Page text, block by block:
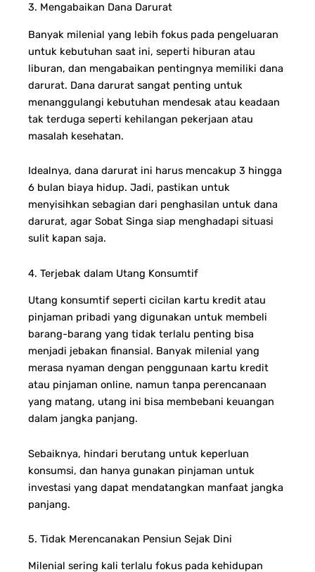
3. Mengabaikan Dana Darurat
Banyak milenial yang lebih fokus pada pengeluaran
untuk kebutuhan saat ini, seperti hiburan atau
liburan, dan mengabaikan pentingnya memiliki dana
darurat. Dana darurat sangat penting untuk
menanggulangi kebutuhan mendesak atau keadaan
tak terduga seperti kehilangan pekerjaan atau
masalah kesehatan.
Idealnya, dana darurat ini harus mencakup 3 hingga
6 bulan biaya hidup. Jadi, pastikan untuk
menyisihkan sebagian dari penghasilan untuk dana
darurat, agar Sobat Singa siap menghadapi situasi
sulit kapan saja.
4. Terjebak dalam Utang Konsumtif
Utang konsumtif seperti cicilan kartu kredit atau
pinjaman pribadi yang digunakan untuk membeli
barang-barang yang tidak terlalu penting bisa
menjadi jebakan finansial. Banyak milenial yang
merasa nyaman dengan penggunaan kartu kredit
atau pinjaman online, namun tanpa perencanaan
yang matang, utang ini bisa membebani keuangan
dalam jangka panjang.
Sebaiknya, hindari berutang untuk keperluan
konsumsi, dan hanya gunakan pinjaman untuk
investasi yang dapat mendatangkan manfaat jangka
panjang.
5. Tidak Merencanakan Pensiun Sejak Dini
Milenial sering kali terlalu fokus pada kehidupan